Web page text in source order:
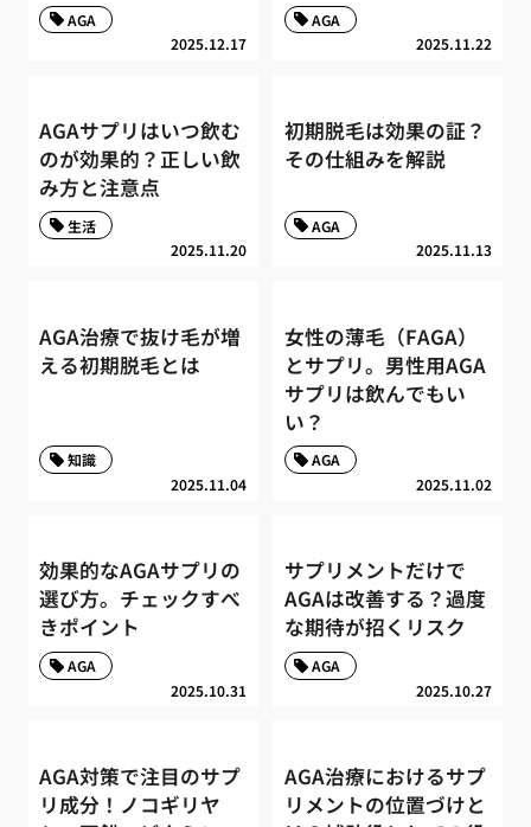
2025.12.17
AGA
2025.11.22
AGA
AGAサプリはいつ飲む
のが効果的？正しい飲
み方と注意点
2025.11.20
生活
初期脱毛は効果の証？
その仕組みを解説
2025.11.13
AGA
AGA治療で抜け毛が増
える初期脱毛とは
2025.11.04
知識
女性の薄毛（FAGA）
とサプリ。男性用AGA
サプリは飲んでもい
い？
2025.11.02
AGA
効果的なAGAサプリの
選び方。チェックすべ
きポイント
2025.10.31
AGA
サプリメントだけで
AGAは改善する？過度
な期待が招くリスク
2025.10.27
AGA
AGA対策で注目のサプ
リ成分！ノコギリヤ
AGA治療におけるサプ
リメントの位置づけと